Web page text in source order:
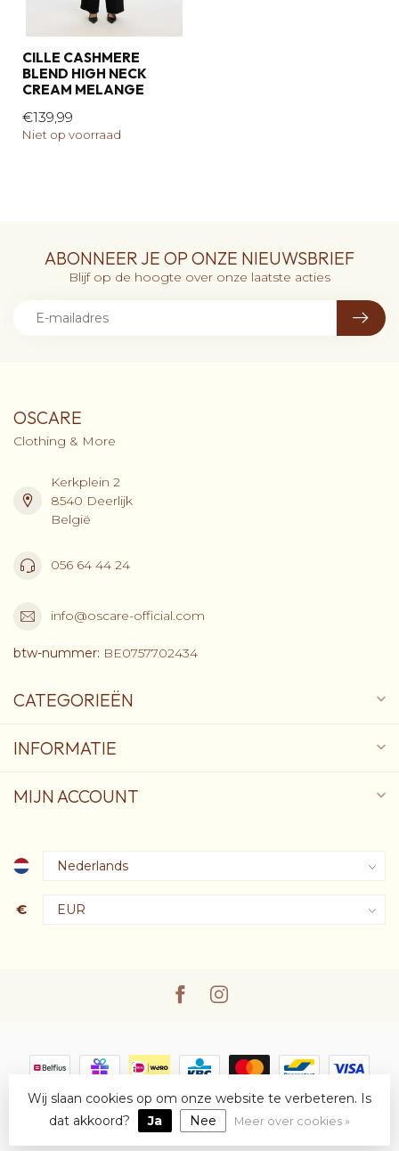
CILLE CASHMERE
BLEND HIGH NECK
CREAM MELANGE
€139,99
Niet op voorraad
ABONNEER JE OP ONZE NIEUWSBRIEF
Blijf op de hoogte over onze laatste acties
OSCARE
Clothing & More
Kerkplein 2
8540 Deerlijk
België
056 64 44 24
info@oscare-official.com
btw-nummer: BE0757702434
CATEGORIEËN
INFORMATIE
MIJN ACCOUNT
€
© Copyright 2026 Oscare- Powered byLightspeed-Lightspeed
design
Dyvelopment
Wij slaan cookies op om onze website te verbeteren. Is
dat akkoord?
Ja Nee Meer over cookies »